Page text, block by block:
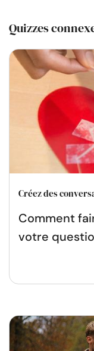
Quizzes
Créez des
Comment
votre